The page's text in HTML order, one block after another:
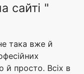
сайті "
така вже й
й просто. Всіх в